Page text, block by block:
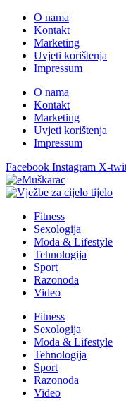
O nama
Kontakt
Marketing
Uvjeti korištenja
Impressum
O nama
Kontakt
Marketing
Uvjeti korištenja
Impressum
Facebook Instagram X-
Fitness
Sexologija
Moda & Lifestyle
Tehnologija
Sport
Razonoda
Video
Fitness
Sexologija
Moda & Lifestyle
Tehnologija
Sport
Razonoda
Video